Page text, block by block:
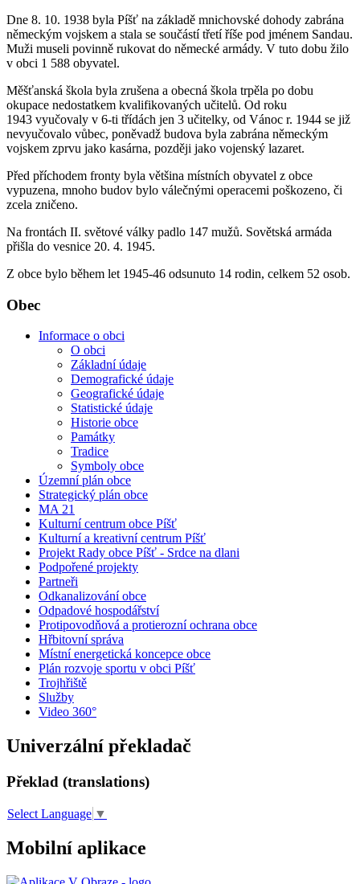
Dne 8. 10. 1938 byla Píšť na základě mnichovské dohody zabrána
německým vojskem a stala se součástí třetí říše pod jménem Sandau.
Muži museli povinně rukovat do německé armády. V tuto dobu žilo
v obci 1 588 obyvatel.
Měšťanská škola byla zrušena a obecná škola trpěla po dobu
okupace nedostatkem kvalifikovaných učitelů. Od roku
1943 vyučovaly v 6-ti třídách jen 3 učitelky, od Vánoc r. 1944 se již
nevyučovalo vůbec, poněvadž budova byla zabrána německým
vojskem zprvu jako kasárna, později jako vojenský lazaret.
Před příchodem fronty byla většina místních obyvatel z obce
vypuzena, mnoho budov bylo válečnými operacemi poškozeno, či
zcela zničeno.
Na frontách II. světové války padlo 147 mužů. Sovětská armáda
přišla do vesnice 20. 4. 1945.
Z obce bylo během let 1945-46 odsunuto 14 rodin, celkem 52 osob.
Obec
Informace o obci
O obci
Základní údaje
Demografické údaje
Geografické údaje
Statistické údaje
Historie obce
Památky
Tradice
Symboly obce
Územní plán obce
Strategický plán obce
MA 21
Kulturní centrum obce Píšť
Kulturní a kreativní centrum Píšť
Projekt Rady obce Píšť - Srdce na dlani
Podpořené projekty
Partneři
Odkanalizování obce
Odpadové hospodářství
Protipovodňová a protierozní ochrana obce
Hřbitovní správa
Místní energetická koncepce obce
Plán rozvoje sportu v obci Píšť
Trojhřiště
Služby
Video 360°
Univerzální překladač
Překlad (translations)
Select Language ▼
Mobilní aplikace